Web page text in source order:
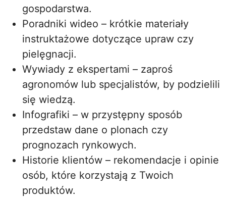
gospodarstwa.
Poradniki wideo – krótkie materiały
instruktażowe dotyczące upraw czy
pielęgnacji.
Wywiady z ekspertami – zaproś
agronomów lub specjalistów, by podzielili
się wiedzą.
Infografiki – w przystępny sposób
przedstaw dane o plonach czy
prognozach rynkowych.
Historie klientów – rekomendacje i opinie
osób, które korzystają z Twoich
produktów.